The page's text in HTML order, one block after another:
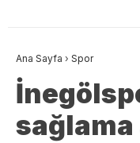
Ana Sayfa › Spor
sağlama